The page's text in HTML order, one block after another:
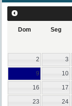
Dom Seg
2 3
9 10
16 17
23 24